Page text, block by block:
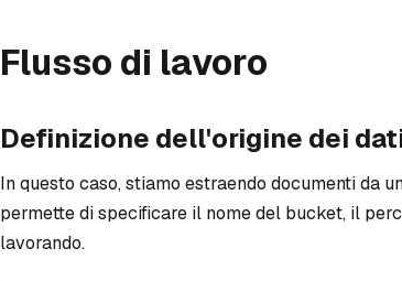
Flusso di lavoro
Definizione dell'origine dei
In questo caso, stiamo estraendo documenti da
permette di specificare il nome del bucket, il
lavorando.